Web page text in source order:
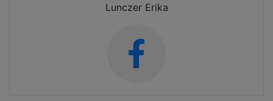
Lunczer Erika